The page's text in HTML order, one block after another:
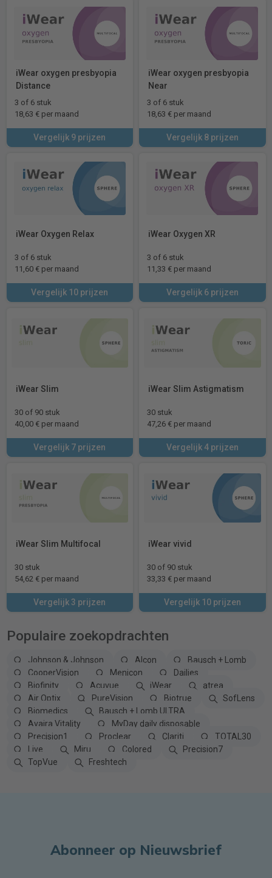
iWear oxygen presbyopia
Distance
3 of 6 stuk
18,63 € per maand
Vergelijk 9 prijzen
iWear oxygen presbyopia
Near
3 of 6 stuk
18,63 € per maand
Vergelijk 8 prijzen
iWear Oxygen Relax
3 of 6 stuk
11,60 € per maand
Vergelijk 10 prijzen
iWear Oxygen XR
3 of 6 stuk
11,33 € per maand
Vergelijk 6 prijzen
iWear Slim
30 of 90 stuk
40,00 € per maand
Vergelijk 7 prijzen
iWear Slim Astigmatism
30 stuk
47,26 € per maand
Vergelijk 4 prijzen
iWear Slim Multifocal
30 stuk
54,62 € per maand
Vergelijk 3 prijzen
iWear vivid
30 of 90 stuk
33,33 € per maand
Vergelijk 10 prijzen
Populaire zoekopdrachten
Johnson & Johnson Alcon
Bausch + Lomb
CooperVision
Menicon
Dailies
Biofinity
Acuvue iWear
atrea
Air Optix
PureVision Biotrue
SofLens
Biomedics
Bausch + Lomb ULTRA
Avaira Vitality
MyDay daily disposable
Precision1
Proclear Clariti
TOTAL30
Live
Miru Colored
Precision7
TopVue
Freshtech
Abonneer op Nieuwsbrief